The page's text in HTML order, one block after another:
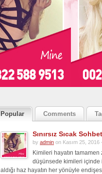
Popular Comments
Sınırsız Sıcak
by admin on Kasım 25, 2016 -
Kimileri hayatın
düşünsede kimileri içinde
aldığı haz hayatın her yönüyle